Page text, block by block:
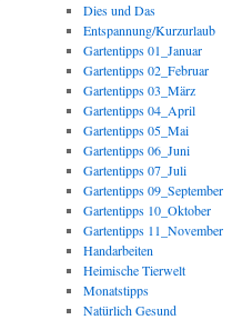
Dies und Das
Entspannung/Kurzurlaub
Gartentipps 01_Januar
Gartentipps 02_Februar
Gartentipps 03_März
Gartentipps 04_April
Gartentipps 05_Mai
Gartentipps 06_Juni
Gartentipps 07_Juli
Gartentipps 09_September
Gartentipps 10_Oktober
Gartentipps 11_November
Handarbeiten
Heimische Tierwelt
Monatstipps
Natürlich Gesund